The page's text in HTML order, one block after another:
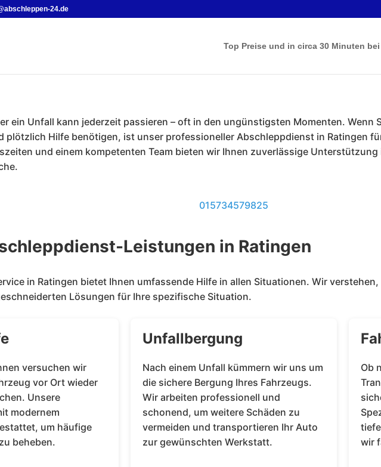
24.de
Top Preise und in circa 30 Minuten
ein Unfall kann jederzeit passieren – oft in den ungünstigsten Momenten. Wenn
plötzlich Hilfe benötigen, ist unser professioneller Abschleppdienst in Ratingen
und einem kompetenten Team bieten wir Ihnen zuverlässige
015734579825
Leistungen in Ratingen
in Ratingen bietet Ihnen umfassende Hilfe in allen Situationen. Wir
Lösungen für Ihre spezifische Situation.
versuchen wir
vor Ort wieder
Unsere
modernem
um häufige
beheben.
Unfallbergung
Nach einem Unfall kümmern wir uns um
die sichere Bergung Ihres Fahrzeugs.
Wir arbeiten professionell und
schonend, um weitere Schäden zu
vermeiden und transportieren Ihr Auto
zur gewünschten Werkstatt.
Ob
wir